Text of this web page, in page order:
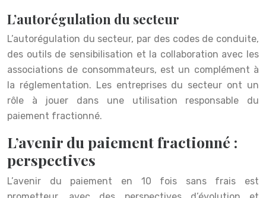
L’autorégulation du secteur
L’autorégulation du secteur, par des codes de conduite,
des outils de sensibilisation et la collaboration avec les
associations de consommateurs, est un complément à
la réglementation. Les entreprises du secteur ont un
rôle à jouer dans une utilisation responsable du
paiement fractionné.
L’avenir du paiement fractionné :
perspectives
L’avenir du paiement en 10 fois sans frais est